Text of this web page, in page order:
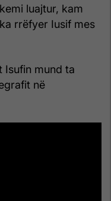
luajtur, kam
rrëfyer Iusif mes
Isufin mund ta
në